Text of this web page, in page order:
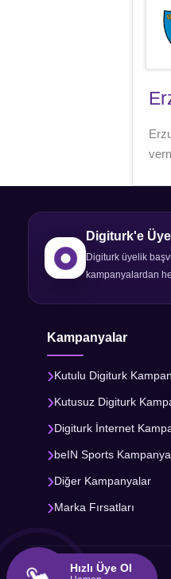
Digiturk'e Üye
Digiturk üyelik
kampanyalardan
Kampanyalar
Kutulu Digiturk
Kutusuz Digiturk
Digiturk İnternet
beIN Sports
Diğer Kampanyalar
Marka Fırsatları
Hızlı Üye Ol